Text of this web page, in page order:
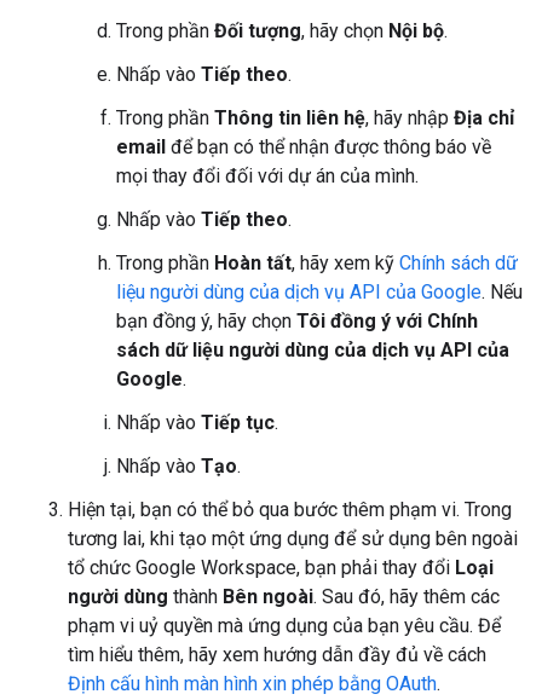
Trong phần Đối tượng, hãy chọn Nội bộ.
Nhấp vào Tiếp theo.
Trong phần Thông tin liên hệ, hãy nhập Địa chỉ
email để bạn có thể nhận được thông báo về
mọi thay đổi đối với dự án của mình.
Nhấp vào Tiếp theo.
Trong phần Hoàn tất, hãy xem kỹ Chính sách dữ
liệu người dùng của dịch vụ API của Google. Nếu
bạn đồng ý, hãy chọn Tôi đồng ý với Chính
sách dữ liệu người dùng của dịch vụ API của
Google.
Nhấp vào Tiếp tục.
Nhấp vào Tạo.
Hiện tại, bạn có thể bỏ qua bước thêm phạm vi. Trong
tương lai, khi tạo một ứng dụng để sử dụng bên ngoài
tổ chức Google Workspace, bạn phải thay đổi Loại
người dùng thành Bên ngoài. Sau đó, hãy thêm các
phạm vi uỷ quyền mà ứng dụng của bạn yêu cầu. Để
tìm hiểu thêm, hãy xem hướng dẫn đầy đủ về cách
Định cấu hình màn hình xin phép bằng OAuth.